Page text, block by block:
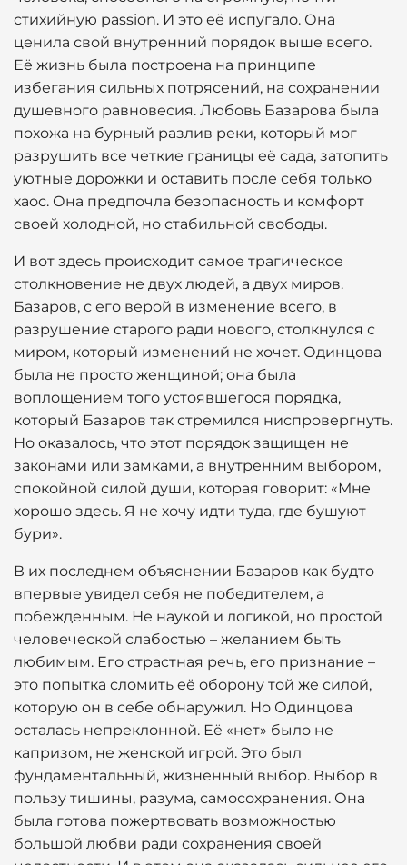
стихийную passion. И это её испугало. Она
ценила свой внутренний порядок выше всего.
Её жизнь была построена на принципе
избегания сильных потрясений, на сохранении
душевного равновесия. Любовь Базарова была
похожа на бурный разлив реки, который мог
разрушить все четкие границы её сада, затопить
уютные дорожки и оставить после себя только
хаос. Она предпочла безопасность и комфорт
своей холодной, но стабильной свободы.
И вот здесь происходит самое трагическое
столкновение не двух людей, а двух миров.
Базаров, с его верой в изменение всего, в
разрушение старого ради нового, столкнулся с
миром, который изменений не хочет. Одинцова
была не просто женщиной; она была
воплощением того устоявшегося порядка,
который Базаров так стремился ниспровергнуть.
Но оказалось, что этот порядок защищен не
законами или замками, а внутренним выбором,
спокойной силой души, которая говорит: «Мне
хорошо здесь. Я не хочу идти туда, где бушуют
бури».
В их последнем объяснении Базаров как будто
впервые увидел себя не победителем, а
побежденным. Не наукой и логикой, но простой
человеческой слабостью – желанием быть
любимым. Его страстная речь, его признание –
это попытка сломить её оборону той же силой,
которую он в себе обнаружил. Но Одинцова
осталась непреклонной. Её «нет» было не
капризом, не женской игрой. Это был
фундаментальный, жизненный выбор. Выбор в
пользу тишины, разума, самосохранения. Она
была готова пожертвовать возможностью
большой любви ради сохранения своей